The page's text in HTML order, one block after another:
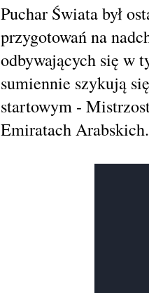
Puchar Świata był
przygotowań na
odbywających się w
sumiennie szykują
startowym -
Emiratach Arabskich.